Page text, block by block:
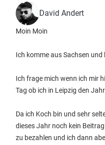
David Andert
Moin Moin
Ich komme aus Sachsen
Ich frage mich wenn ich mir
Tag ob ich in Leipzig den
Da ich Koch bin und sehr
dieses Jahr noch kein
zu bezahlen und ich dann